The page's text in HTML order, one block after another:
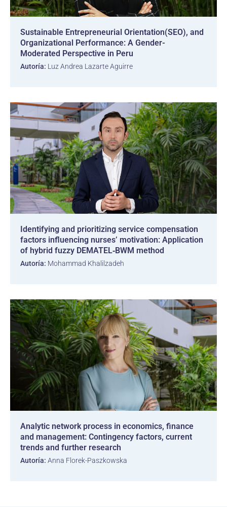
Sustainable Entrepreneurial Orientation(SEO), and
Organizational Performance: A Gender-
Moderated Perspective in Peru
Autoría: Luz Andrea Lazarte Aguirre
Identifying and prioritizing service compensation
factors influencing nurses’ motivation: Application
of hybrid fuzzy DEMATEL‑BWM method
Autoría: Mohammad Khalilzadeh
Analytic network process in economics, finance
and management: Contingency factors, current
trends and further research
Autoría: Anna Florek-Paszkowska